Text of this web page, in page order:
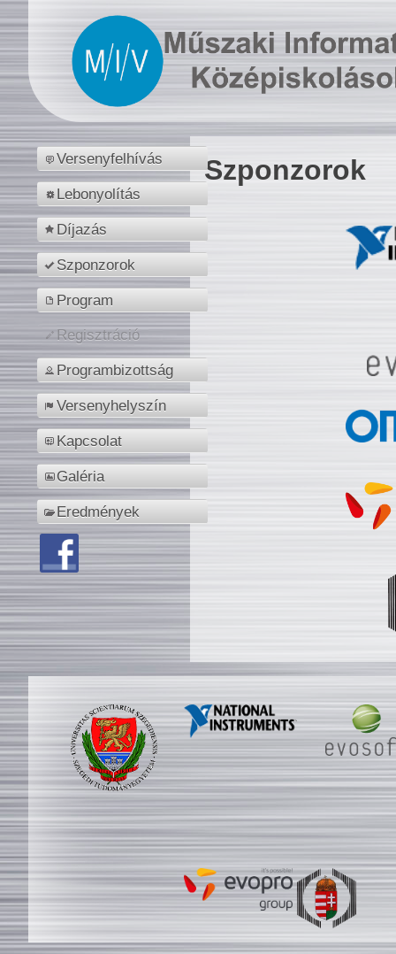
Versenyfelhívás
Lebonyolítás
Díjazás
Szponzorok
Program
Regisztráció
Programbizottság
Versenyhelyszín
Kapcsolat
Galéria
Eredmények
Szponzorok